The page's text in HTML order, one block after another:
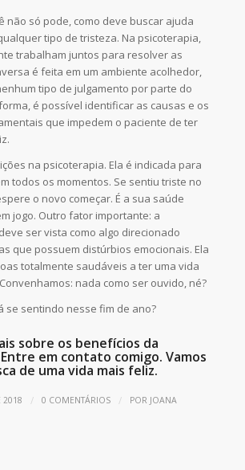
não só pode, como deve buscar ajuda
tipo de tristeza. Na psicoterapia,
trabalham juntos para resolver as
é feita em um ambiente acolhedor,
tipo de julgamento por parte do
é possível identificar as causas e os
que impedem o paciente de ter
na psicoterapia. Ela é indicada para
todos os momentos. Se sentiu triste no
o novo começar. É a sua saúde
jogo. Outro fator importante: a
ser vista como algo direcionado
que possuem distúrbios emocionais. Ela
totalmente saudáveis a ter uma vida
nada como ser ouvido, né?
se sentindo nesse fim de ano?
sobre os benefícios da
em contato comigo. Vamos
de uma vida mais feliz.
2018 / 0 COMENTÁRIOS / POR JOANA